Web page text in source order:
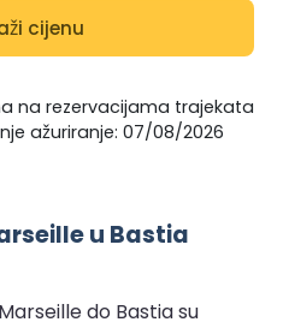
cijenu
na rezervacijama trajekata
ažuriranje: 07/08/2026
u Bastia
do Bastia su